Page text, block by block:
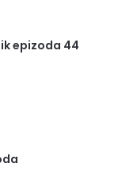
epizoda 44